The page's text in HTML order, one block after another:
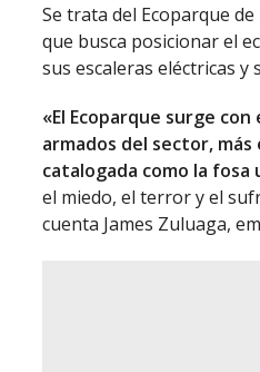
Se trata del Ecoparque
que busca posicionar el
sus escaleras eléctricas y
«El Ecoparque surge
armados del sector,
catalogada como la fosa
el miedo, el terror y el
cuenta James Zuluaga,